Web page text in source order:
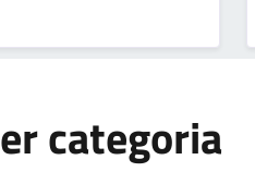
categoria